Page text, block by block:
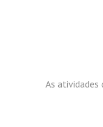
As atividades